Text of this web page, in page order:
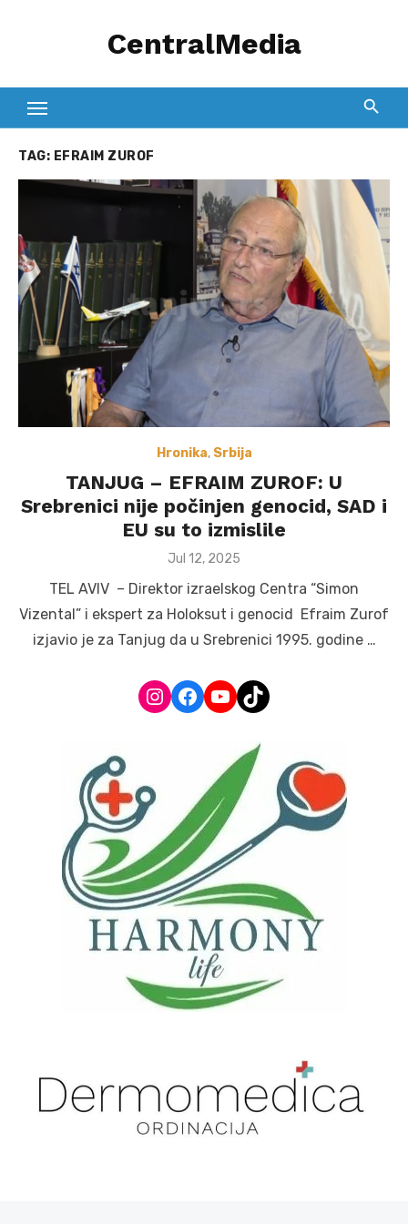
CentralMedia
TAG: EFRAIM ZUROF
Hronika, Srbija
TANJUG – EFRAIM ZUROF: U
Srebrenici nije počinjen genocid, SAD i
EU su to izmislile
Posted
Jul 12, 2025
TEL AVIV – Direktor izraelskog Centra “Simon
Vizental” i ekspert za Holoksut i genocid Efraim Zurof
izjavio je za Tanjug da u Srebrenici 1995. godine …
Instagram
Facebook
YouTube
TikTok